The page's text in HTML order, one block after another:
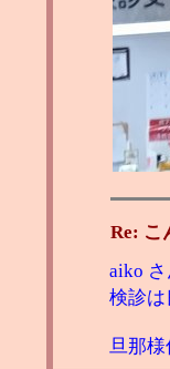
Re: こ
aiko
検診
旦那様